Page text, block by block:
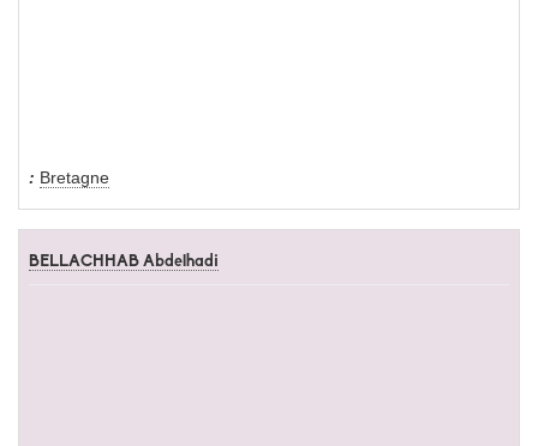
Bretagne
BELLACHHAB Abdelhadi